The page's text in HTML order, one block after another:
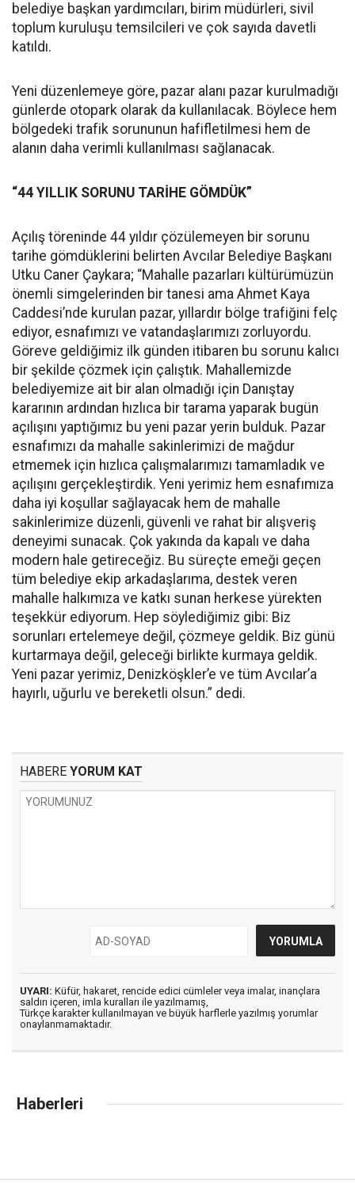
belediye başkan yardımcıları, birim müdürleri, sivil
toplum kuruluşu temsilcileri ve çok sayıda davetli
katıldı.
Yeni düzenlemeye göre, pazar alanı pazar kurulmadığı
günlerde otopark olarak da kullanılacak. Böylece hem
bölgedeki trafik sorununun hafifletilmesi hem de
alanın daha verimli kullanılması sağlanacak.
“44 YILLIK SORUNU TARİHE GÖMDÜK”
Açılış töreninde 44 yıldır çözülemeyen bir sorunu
tarihe gömdüklerini belirten Avcılar Belediye Başkanı
Utku Caner Çaykara; “Mahalle pazarları kültürümüzün
önemli simgelerinden bir tanesi ama Ahmet Kaya
Caddesi’nde kurulan pazar, yıllardır bölge trafiğini felç
ediyor, esnafımızı ve vatandaşlarımızı zorluyordu.
Göreve geldiğimiz ilk günden itibaren bu sorunu kalıcı
bir şekilde çözmek için çalıştık. Mahallemizde
belediyemize ait bir alan olmadığı için Danıştay
kararının ardından hızlıca bir tarama yaparak bugün
açılışını yaptığımız bu yeni pazar yerin bulduk. Pazar
esnafımızı da mahalle sakinlerimizi de mağdur
etmemek için hızlıca çalışmalarımızı tamamladık ve
açılışını gerçekleştirdik. Yeni yerimiz hem esnafımıza
daha iyi koşullar sağlayacak hem de mahalle
sakinlerimize düzenli, güvenli ve rahat bir alışveriş
deneyimi sunacak. Çok yakında da kapalı ve daha
modern hale getireceğiz. Bu süreçte emeği geçen
tüm belediye ekip arkadaşlarıma, destek veren
mahalle halkımıza ve katkı sunan herkese yürekten
teşekkür ediyorum. Hep söylediğimiz gibi: Biz
sorunları ertelemeye değil, çözmeye geldik. Biz günü
kurtarmaya değil, geleceği birlikte kurmaya geldik.
Yeni pazar yerimiz, Denizköşkler’e ve tüm Avcılar’a
hayırlı, uğurlu ve bereketli olsun.” dedi.
HABERE YORUM KAT
UYARI: Küfür, hakaret, rencide edici cümleler veya imalar, inançlara
saldırı içeren, imla kuralları ile yazılmamış,
Türkçe karakter kullanılmayan ve büyük harflerle yazılmış yorumlar
onaylanmamaktadır.
Haberleri